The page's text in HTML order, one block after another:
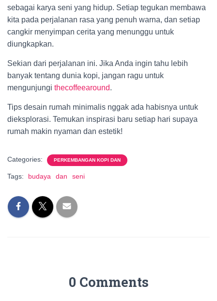
sebagai karya seni yang hidup. Setiap tegukan membawa
kita pada perjalanan rasa yang penuh warna, dan setiap
cangkir menyimpan cerita yang menunggu untuk
diungkapkan.
Sekian dari perjalanan ini. Jika Anda ingin tahu lebih
banyak tentang dunia kopi, jangan ragu untuk
mengunjungi thecoffeearound.
Tips desain rumah minimalis nggak ada habisnya untuk
dieksplorasi. Temukan inspirasi baru setiap hari supaya
rumah makin nyaman dan estetik!
Categories: PERKEMBANGAN KOPI DAN
Tags: budaya dan seni
0 Comments